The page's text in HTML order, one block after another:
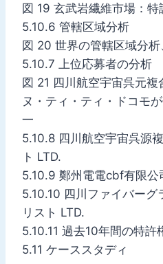
図 19 玄武岩繊維市場：特
5.10.6 管轄区域分析
図 20 世界の管轄区域分
5.10.7 上位応募者の分析
図 21 四川航空宇宙呉元
ヌ・ティ・ティ・ドコモ
一
5.10.8 四川航空宇宙呉源
ト LTD.
5.10.9 鄭州電電cbf有限公
5.10.10 四川ファイバー
リスト LTD.
5.10.11 過去10年間の特許
5.11 ケーススタディ